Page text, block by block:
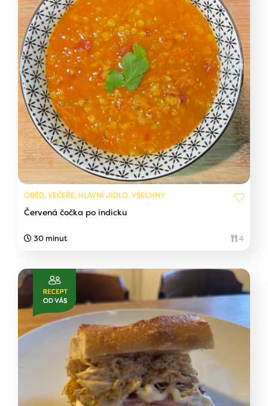
OBĚD, VEČEŘE, HLAVNÍ JÍDLO, VŠECHNY
Červená čočka po indicku
30 minut 4